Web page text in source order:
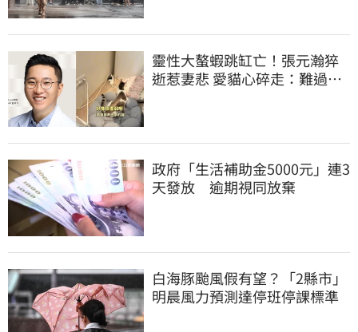
靈性大螯蝦跳缸亡！張元瀚猝
逝惹妻悲 愛貓心碎走：難過不
政府「生活補助金5000元」連3
天發放 逾期視同放棄
白海豚颱風假有望？「2縣市」
明晨風力預測達停班停課標準